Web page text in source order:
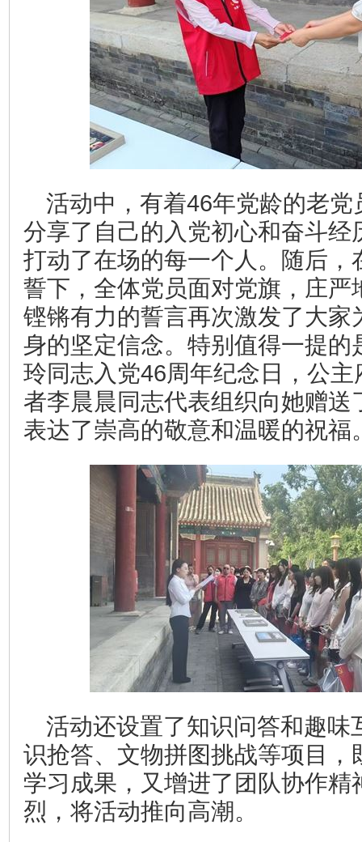
活动中，有着46年党龄的老党
分享了自己的入党初心和奋斗经
打动了在场的每一个人。随后，
誓下，全体党员面对党旗，庄严
铿锵有力的誓言再次激发了大家
身的坚定信念。特别值得一提的
玲同志入党46周年纪念日，公
者李晨晨同志代表组织向她赠送
表达了崇高的敬意和温暖的祝福
活动还设置了知识问答和趣味
识抢答、文物拼图挑战等项目，
学习成果，又增进了团队协作精
烈，将活动推向高潮。